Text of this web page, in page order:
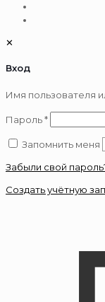
✕
Вход
Имя пользователя
Пароль*
Запомнить меня
Забыли свой
Создать учётную